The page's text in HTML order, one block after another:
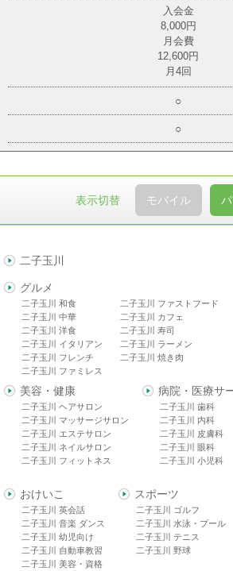
入会金
8,000円
月会費
12,600円
月4回
○
○
表示切替 モバイル
二子玉川
グルメ
二子玉川 和食
二子玉川 中華
二子玉川 洋食
二子玉川 イタリアン
二子玉川 フレンチ
二子玉川 ファミレス
二子玉川 ファストフード
二子玉川 カフェ
二子玉川 寿司
二子玉川 ラーメン
二子玉川 焼き肉
美容・健康
二子玉川 ヘアサロン
二子玉川 マッサージサロン
二子玉川 エステサロン
二子玉川 ネイルサロン
二子玉川 フィットネス
病院・医療サ
二子玉川 歯科
二子玉川 内科
二子玉川 皮膚科
二子玉川 眼科
二子玉川 小児科
おけいこ
二子玉川 英会話
二子玉川 音楽 ダンス
二子玉川 幼児向け
二子玉川 自動車教習
二子玉川 美容・資格
スポーツ
二子玉川 ゴルフ
二子玉川 水泳・プール
二子玉川 テニス
二子玉川 野球